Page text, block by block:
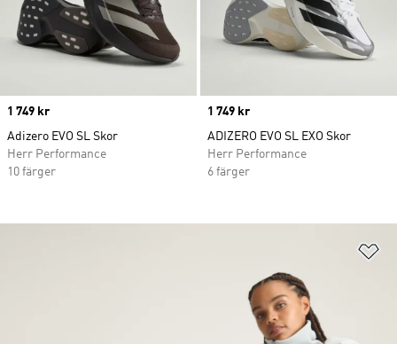
Price
1 749 kr
Adizero EVO SL Skor
Herr Performance
10 färger
Price
1 749 kr
ADIZERO EVO SL EXO Skor
Herr Performance
6 färger